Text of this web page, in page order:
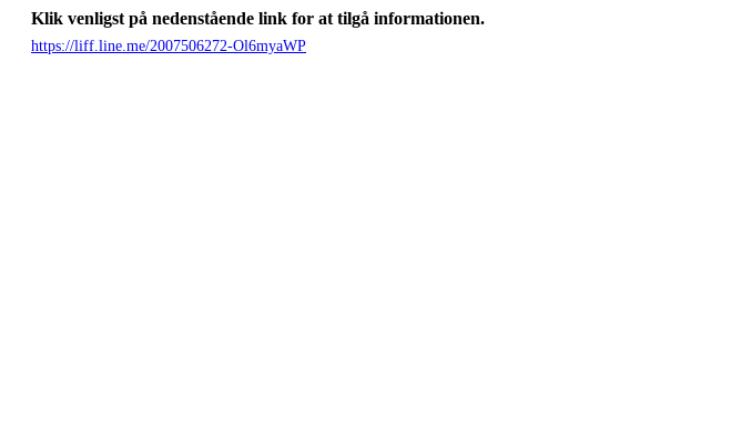
Klik venligst på nedenstående link for at tilgå informationen.
https://liff.line.me/2007506272-Ol6myaWP